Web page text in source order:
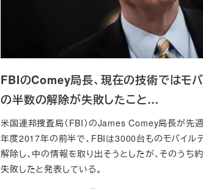
FBIのComey局長、現在の技術ではモ
の半数の解除が失敗したこと…
米国連邦捜査局（FBI）のJames Comey局長が先
年度2017年の前半で、FBIは3000台ものモバイル
解除し、中の情報を取り出そうとしたが、そのうち
失敗したと発表している。